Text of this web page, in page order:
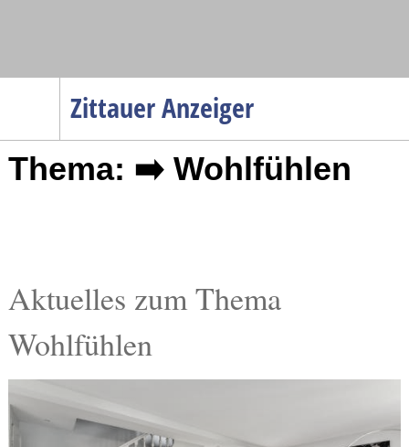
Zittauer Anzeiger
Menüpunkte
Startseite
Verkehr
Gesundheit
Thema: ➡️ Wohlfühlen
Aktuelles zum Thema
Wohlfühlen